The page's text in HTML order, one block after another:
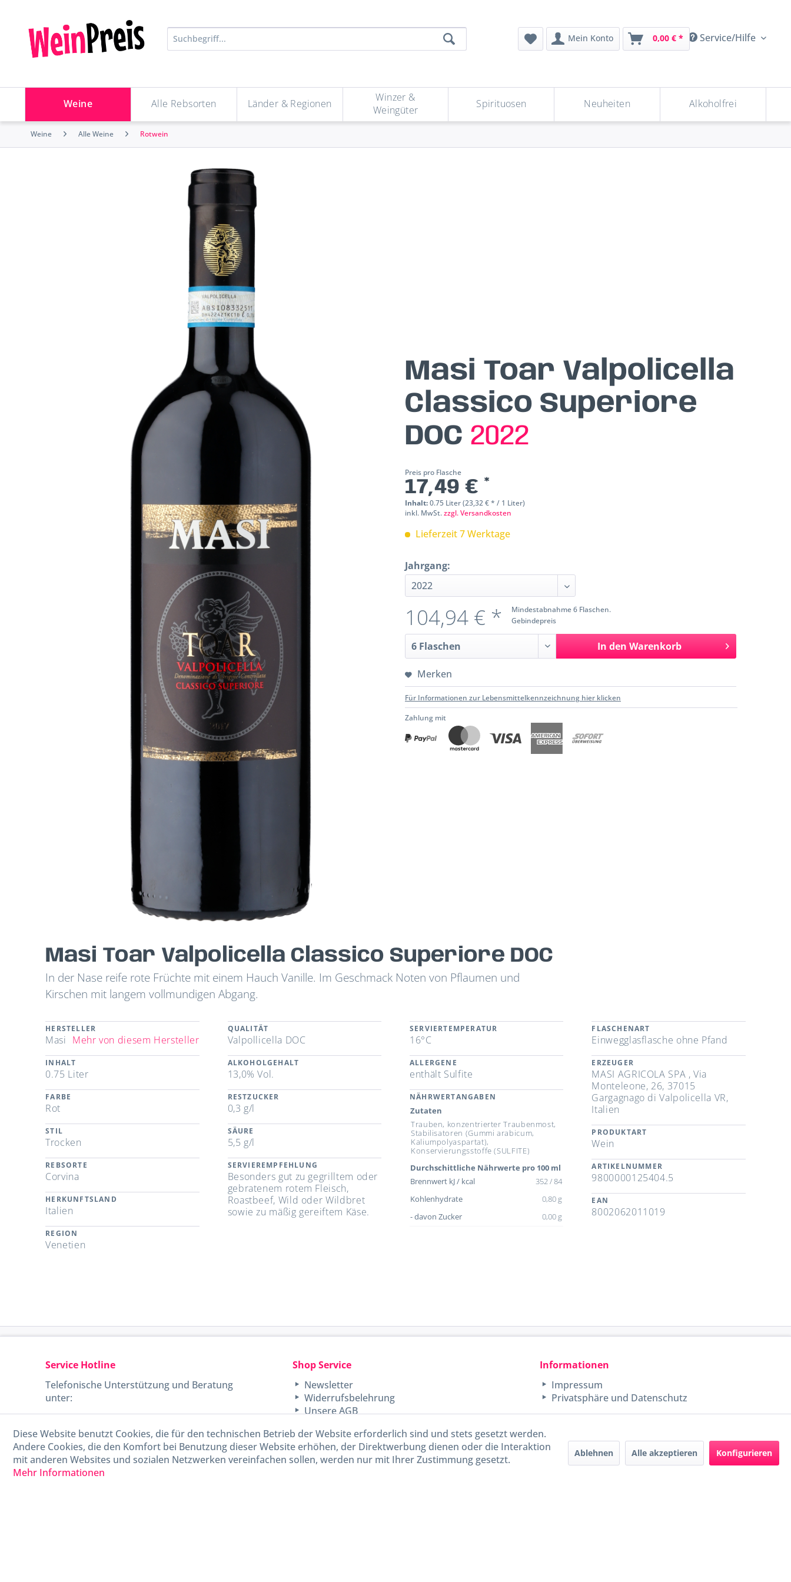
Service/Hilfe
Mein Konto 0,00 € *
Weine Alle Rebsorten Länder & Regionen
Winzer &
Weingüter
Spirituosen Neuheiten Alkoholfrei
Weine Alle Weine Rotwein
Masi Toar Valpolicella
Classico Superiore
DOC 2022
Preis pro Flasche
17,49 € *
Inhalt:0.75 Liter (23,32 € * / 1 Liter)
inkl. MwSt.zzgl. Versandkosten
Lieferzeit 7 Werktage
Jahrgang:
Mindestabnahme 6 Flaschen.
Gebindepreis
104,94 € *
In den Warenkorb
Merken
Für Informationen zur Lebensmittelkennzeichnung hier klicken
Zahlung mit
Masi Toar Valpolicella Classico Superiore DOC
In der Nase reife rote Früchte mit einem Hauch Vanille. Im Geschmack Noten von Pflaumen und
Kirschen mit langem vollmundigen Abgang.
HERSTELLER
Masi Mehr von diesem Hersteller
INHALT
0.75 Liter
FARBE
Rot
STIL
Trocken
REBSORTE
Corvina
HERKUNFTSLAND
Italien
REGION
Venetien
QUALITÄT
Valpollicella DOC
ALKOHOLGEHALT
13,0% Vol.
RESTZUCKER
0,3 g/l
SÄURE
5,5 g/l
SERVIEREMPFEHLUNG
Besonders gut zu gegrilltem oder
gebratenem rotem Fleisch,
Roastbeef, Wild oder Wildbret
sowie zu mäßig gereiftem Käse.
SERVIERTEMPERATUR
16°C
ALLERGENE
enthält Sulfite
NÄHRWERTANGABEN
Zutaten
Trauben, konzentrierter Traubenmost,
Stabilisatoren (Gummi arabicum,
Kaliumpolyaspartat),
Konservierungsstoffe (SULFITE)
Durchschittliche Nährwerte pro 100 ml
Brennwert kJ / kcal
352 / 84
Kohlenhydrate
0,80 g
- davon Zucker
0,00 g
FLASCHENART
Einwegglasflasche ohne Pfand
ERZEUGER
MASI AGRICOLA SPA , Via
Monteleone, 26, 37015
Gargagnago di Valpolicella VR,
Italien
PRODUKTART
Wein
ARTIKELNUMMER
9800000125404.5
EAN
8002062011019
Service Hotline
Telefonische Unterstützung und Beratung
unter:
040-880 99 770
Mo-Fr, 09:00 - 15:00 Uhr
Shop Service
Newsletter
Widerrufsbelehrung
Unsere AGB
Informationen
Impressum
Privatsphäre und Datenschutz
Diese Website benutzt Cookies, die für den technischen Betrieb der Website erforderlich sind und stets gesetzt werden.
Andere Cookies, die den Komfort bei Benutzung dieser Website erhöhen, der Direktwerbung dienen oder die Interaktion
mit anderen Websites und sozialen Netzwerken vereinfachen sollen, werden nur mit Ihrer Zustimmung gesetzt.
Mehr Informationen
Ablehnen Alle akzeptieren Konfigurieren